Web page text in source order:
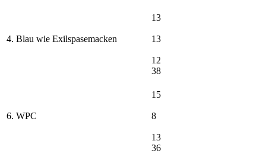
4. Blau wie Exilspasemacken
13
13
12
38
6. WPC
15
8
13
36